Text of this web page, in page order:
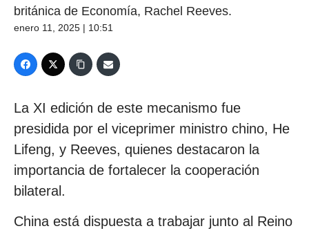
británica de Economía, Rachel Reeves.
enero 11, 2025 | 10:51
La XI edición de este mecanismo fue
presidida por el viceprimer ministro chino, He
Lifeng, y Reeves, quienes destacaron la
importancia de fortalecer la cooperación
bilateral.
China está dispuesta a trabajar junto al Reino